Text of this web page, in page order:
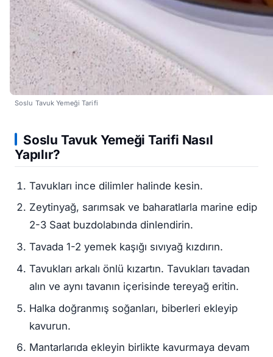
Soslu Tavuk Yemeği Tarifi
Soslu Tavuk Yemeği Tarifi Nasıl
Yapılır?
Tavukları ince dilimler halinde kesin.
Zeytinyağ, sarımsak ve baharatlarla marine edip
2-3 Saat buzdolabında dinlendirin.
Tavada 1-2 yemek kaşığı sıvıyağ kızdırın.
Tavukları arkalı önlü kızartın. Tavukları tavadan
alın ve aynı tavanın içerisinde tereyağ eritin.
Halka doğranmış soğanları, biberleri ekleyip
kavurun.
Mantarlarıda ekleyin birlikte kavurmaya devam